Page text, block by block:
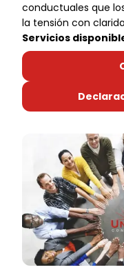
conductuales que
la tensión con
Servicios